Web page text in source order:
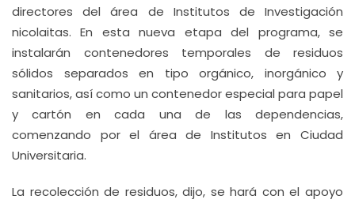
directores del área de Institutos de Investigación
nicolaitas. En esta nueva etapa del programa, se
instalarán contenedores temporales de residuos
sólidos separados en tipo orgánico, inorgánico y
sanitarios, así como un contenedor especial para papel
y cartón en cada una de las dependencias,
comenzando por el área de Institutos en Ciudad
Universitaria.
La recolección de residuos, dijo, se hará con el apoyo